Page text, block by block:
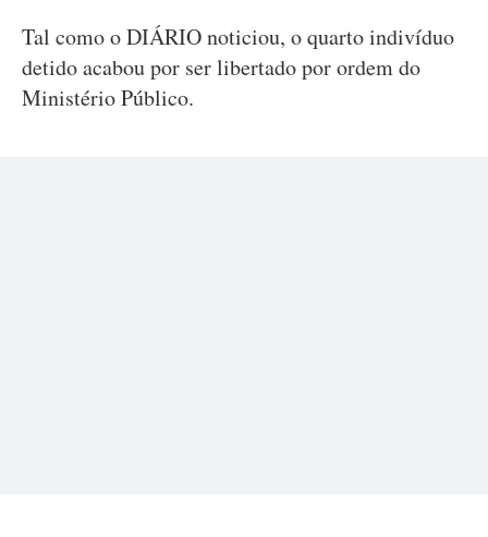
Tal como o DIÁRIO noticiou, o quarto indivíduo
detido acabou por ser libertado por ordem do
Ministério Público.